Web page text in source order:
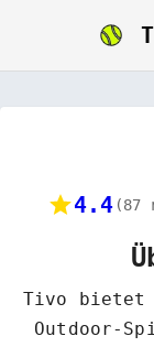
4.4 (87
Tivo bietet
Outdoor-